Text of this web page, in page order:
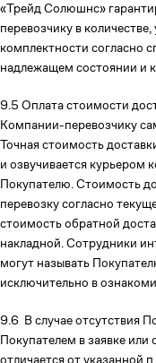
«Трейд Солюшнс»
перевозчику в
комплектности согласно
надлежащем состоянии и
9.5 Оплата стоимости
Компании-перевозчику
Точная стоимость
и озвучивается курьером
Покупателю. Стоимость
перевозку согласно
стоимость обратной
накладной. Сотрудники
могут называть
исключительно в
9.6 В случае отсутствия
Покупателем в заявке или
отличается от указанной